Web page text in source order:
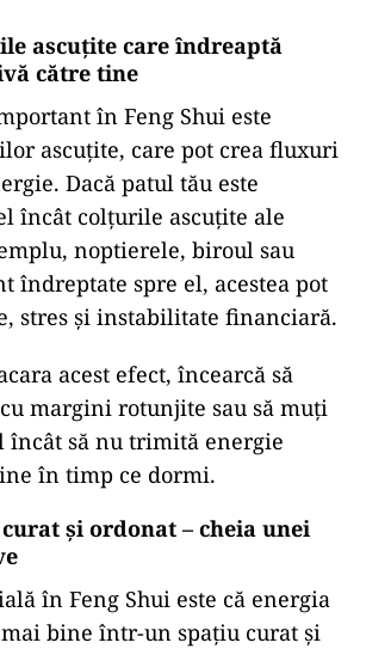
ascuțite care îndreaptă
către tine
în Feng Shui este
ascuțite, care pot crea fluxuri
Dacă patul tău este
încât colțurile ascuțite ale
noptierele, biroul sau
îndreptate spre el, acestea pot
stres și instabilitate financiară.
acest efect, încearcă să
margini rotunjite sau să muți
încât să nu trimită energie
în timp ce dormi.
și ordonat – cheia unei
în Feng Shui este că energia
bine într-un spațiu curat și